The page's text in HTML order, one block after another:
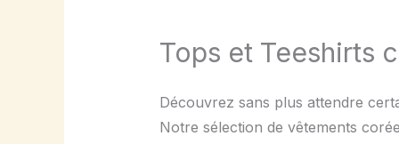
Tops et Teeshirts
Découvrez sans plus attendre
Notre sélection de vêtements